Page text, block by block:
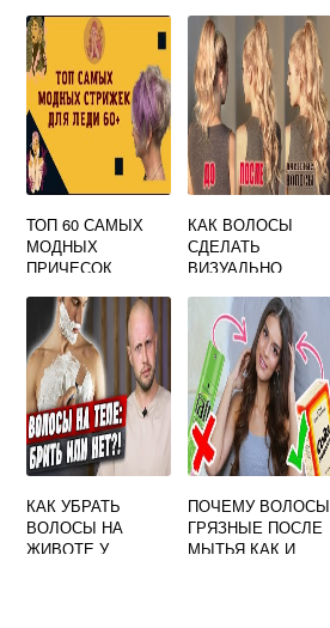
РОСТА ВОЛОС
ТОП 60 САМЫХ
МОДНЫХ
ПРИЧЕСОК
КАК ВОЛОСЫ
СДЕЛАТЬ
ВИЗУАЛЬНО
КАК УБРАТЬ
ВОЛОСЫ НА
ЖИВОТЕ У
ПОЧЕМУ ВОЛОСЫ
ГРЯЗНЫЕ ПОСЛЕ
МЫТЬЯ КАК И